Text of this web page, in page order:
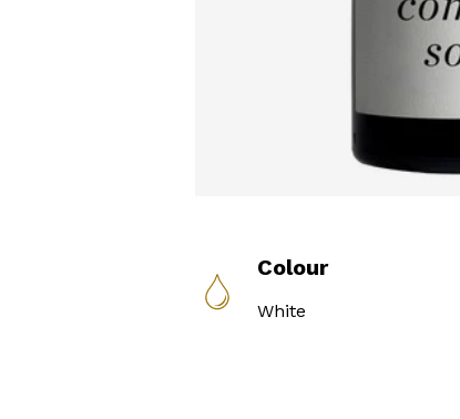
Colour
White